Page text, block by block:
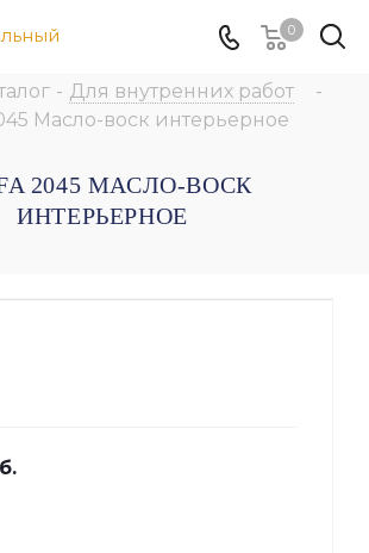
0
- Для внутренних работ
-
Масло-воск интерьерное
2045 МАСЛО-ВОСК
ИНТЕРЬЕРНОЕ